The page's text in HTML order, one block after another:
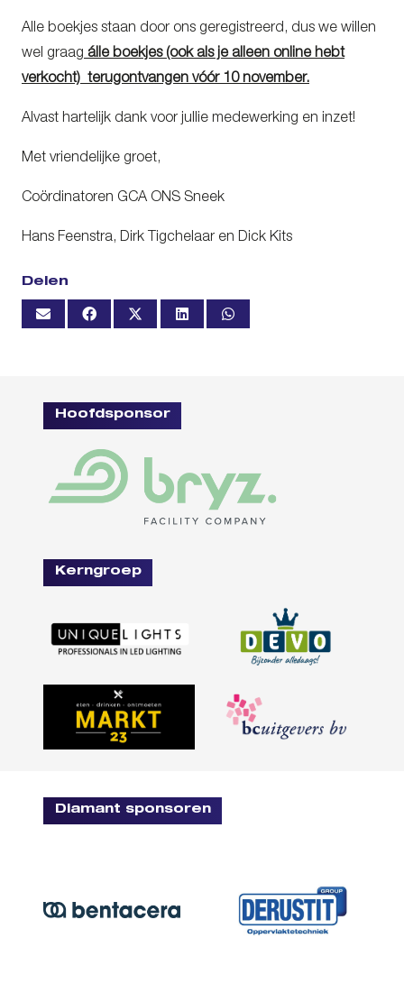
Alle boekjes staan door ons geregistreerd, dus we willen
wel graag álle boekjes (ook als je alleen online hebt
verkocht) terugontvangen vóór 10 november.
Alvast hartelijk dank voor jullie medewerking en inzet!
Met vriendelijke groet,
Coördinatoren GCA ONS Sneek
Hans Feenstra, Dirk Tigchelaar en Dick Kits
Delen
Hoofdsponsor
Kerngroep
Diamant sponsoren